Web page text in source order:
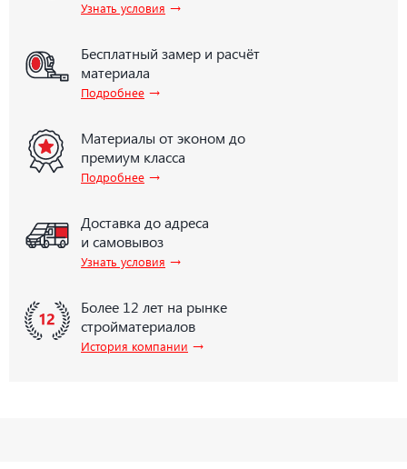
Узнать условия →
Бесплатный замер и расчёт
материала
Подробнее →
Материалы от эконом до
премиум класса
Подробнее →
Доставка до адреса
и самовывоз
Узнать условия →
Более 12 лет на рынке
стройматериалов
История компании →